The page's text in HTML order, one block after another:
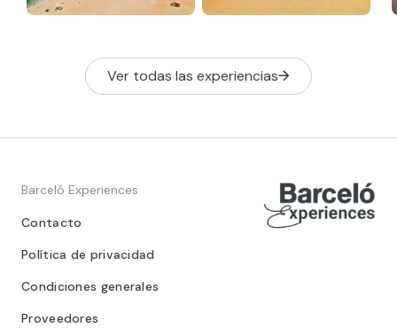
Ver todas las experiencias
Barceló Experiences
Contacto
Política de privacidad
Condiciones generales
Proveedores